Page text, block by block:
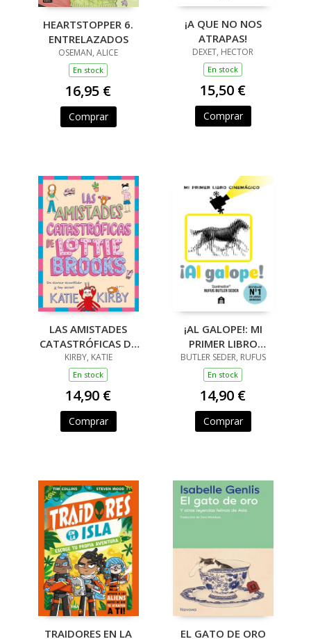
HEARTSTOPPER 6.
ENTRELAZADOS
OSEMAN, ALICE
En stock
16,95 €
Comprar
¡A QUE NO NOS
ATRAPAS!
DEXET, HECTOR
En stock
15,50 €
Comprar
LAS AMISTADES
CATASTRÓFICAS DE
LOTTIE BROOKS
KIRBY, KATIE
En stock
14,90 €
Comprar
¡AL GALOPE!: MI
PRIMER LIBRO
CINEMÁGICO
BUTLER SEDER, RUFUS
En stock
14,90 €
Comprar
TRAIDORES EN LA
EL GATO DE ORO